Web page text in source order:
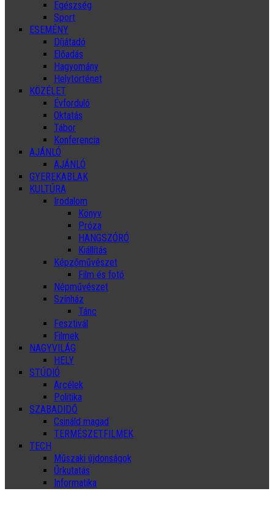
Egészség
Sport
ESEMÉNY
Díjátadó
Előadás
Hagyomány
Helytörténet
KÖZÉLET
Évforduló
Oktatás
Tábor
Konferencia
AJÁNLÓ
AJÁNLÓ
GYEREKABLAK
KULTÚRA
Irodalom
Könyv
Próza
HANGSZÓRÓ
Kiállítás
Képzőművészet
Film és fotó
Népművészet
Színház
Tánc
Fesztivál
Filmek
NAGYVILÁG
HELY
STÚDIÓ
Arcélek
Politika
SZABADIDŐ
Csináld magad
TERMÉSZETFILMEK
TECH
Műszaki újdonságok
Űrkutatás
Informatika